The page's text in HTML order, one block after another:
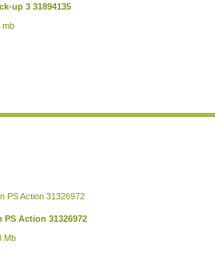
up 3 31894135
mb
Action 31326972
Mb